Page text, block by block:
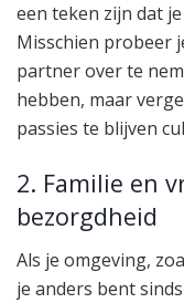
een teken zijn dat
Misschien probeer
partner over te
hebben, maar
passies te blijven
2. Familie en
bezorgdheid
Als je omgeving,
je anders bent